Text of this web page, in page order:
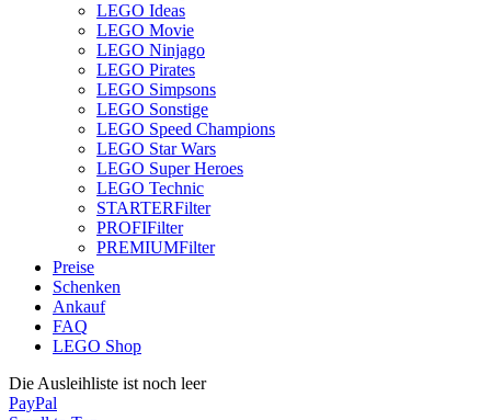
LEGO Ideas
LEGO Movie
LEGO Ninjago
LEGO Pirates
LEGO Simpsons
LEGO Sonstige
LEGO Speed Champions
LEGO Star Wars
LEGO Super Heroes
LEGO Technic
STARTERFilter
PROFIFilter
PREMIUMFilter
Preise
Schenken
Ankauf
FAQ
LEGO Shop
Die Ausleihliste ist noch leer
PayPal